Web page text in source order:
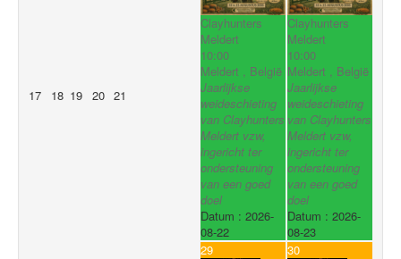
17 18 19 20 21
Clayhunters
Meldert
10:00
Meldert , België
Jaarlijkse
weideschieting
van Clayhunters
Meldert vzw,
ingericht ter
ondersteuning
van een goed
doel
Datum : 2026-
08-22
Clayhunters
Meldert
10:00
Meldert , België
Jaarlijkse
weideschieting
van Clayhunters
Meldert vzw,
ingericht ter
ondersteuning
van een goed
doel
Datum : 2026-
08-23
29 30